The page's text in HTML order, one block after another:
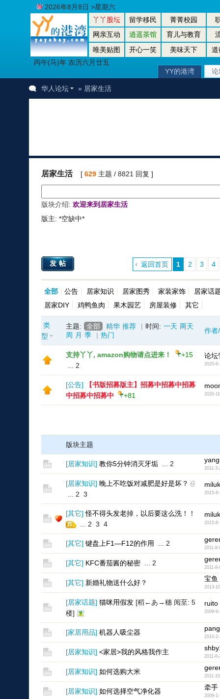
丫丫股坛 留学移民 菁菁校园
网亲互动
逍遥茶馆 育儿与教育
唯美贴图
开心一笑 美味天下
道
丙午(马)年 农历六月廿五
2026年8月8日 >星期六
YY的港湾 论
华人论坛 » 居家生活
居家生活 [ 629主题 / 8821 回复 ]
版块介绍: 欢迎来到居家生活
版主: *空缺中*
1 2 3 4
返回首页
发帖
全部 公告 居家知识 居家图秀 家装家饰
居家话
居家DIY
鸡鸭鱼肉 果木园艺 房屋装修 其它
类
型
主题: 全部 精华 推荐 | 时间: 一天 两天
周
月 季 | 热门
作者
支持丫丫, amazon购物请点进来！
+15
2
论坛
2025-6-
[公告]
【书版招募版主】招募中招募中招募
中招募中招募中
+81 2020-
版块主题
[居家知识] 教你5分钟消灭牙垢 2
2011-3-
[居家知识] 晚上不吃饭对减肥是好是坏？
2 3 2015-
[其它] 怪不得头发老掉，以后要这么洗！！
2 3 4 2015-
[其它] 键盘上F1—F12的作用 2
2011-8-
[其它] KFC番茄酱的秘密 2
2011-8-
[其它] 新婚礼物送什么好？ 宝鱼
2013-
[居家话题] 猫咪用假发 [稻←あ→穗 阅至: 5
楼]
ruito
2009-
[家居用品] 机器人吸尘器
2010-
[居家知识] <家居>我的风格我作主
2011-6-
[居家知识] 如何选购大米
2011-
[居家知识] 如何选择空气净化器 牵手
2009-1-